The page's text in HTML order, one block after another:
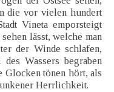
die vor vielen hundert
Vineta emporsteigt
lässt, welche man
der Winde schlafen,
Wassers begraben
Glocken tönen hört, als
Herrlichkeit.